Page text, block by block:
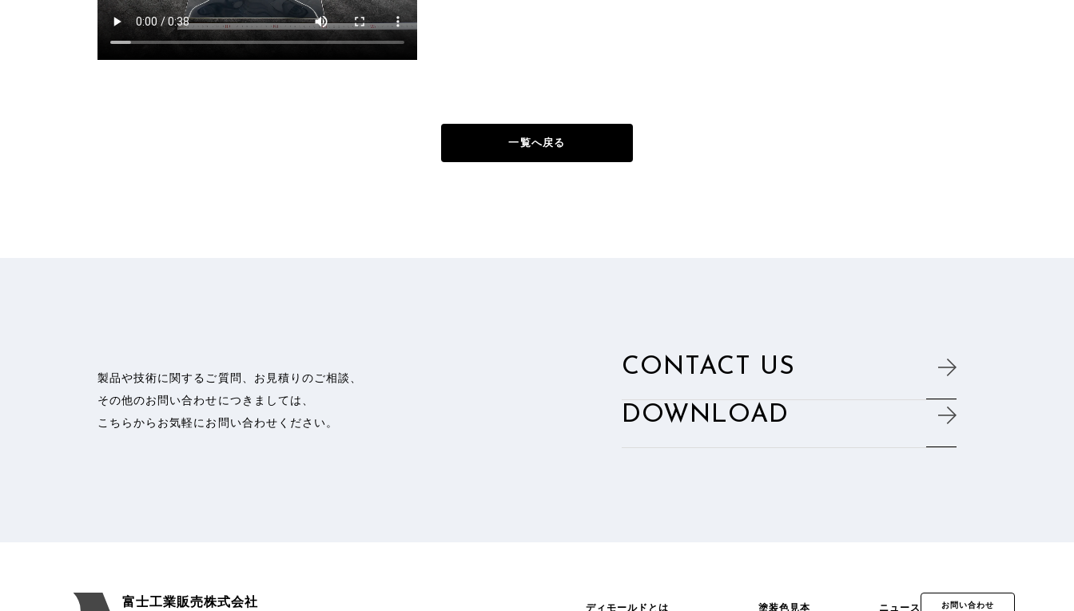
一覧へ戻る
製品や技術に関するご質問、お見積りのご相談、
その他のお問い合わせにつきましては、
こちらからお気軽にお問い合わせください。
CONTACT US
DOWNLOAD
富士工業販売株式会社 ディモールドとは 塗装色見本 ニュース お問い合わせ